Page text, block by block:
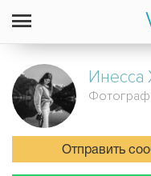
Инесса
Фотограф
Отправить